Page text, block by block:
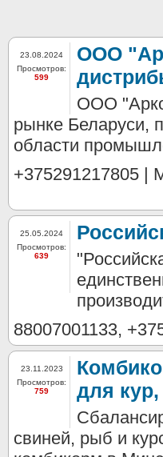
23.08.2024
Просмотров:
599
ООО
ООО
рынке Беларуси,
области
+375291217805 |
25.05.2024
Просмотров:
639
88007001133,
23.11.2023
Просмотров:
759
для
свиней, рыб и